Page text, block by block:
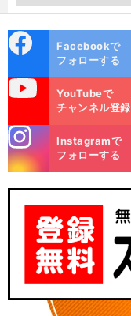
ok
Facebookで
フォローする
YouTubeで
チャンネル登録
m
Instagramで
フォローする